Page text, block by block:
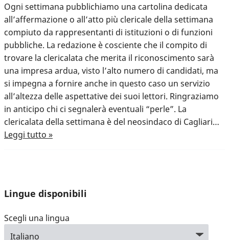
Ogni settimana pubblichiamo una cartolina dedicata
all’affermazione o all’atto più clericale della settimana
compiuto da rappresentanti di istituzioni o di funzioni
pubbliche. La redazione è cosciente che il compito di
trovare la clericalata che merita il riconoscimento sarà
una impresa ardua, visto l’alto numero di candidati, ma
si impegna a fornire anche in questo caso un servizio
all’altezza delle aspettative dei suoi lettori. Ringraziamo
in anticipo chi ci segnalerà eventuali “perle”. La
clericalata della settimana è del neosindaco di Cagliari…
Leggi tutto »
Lingue disponibili
Scegli una lingua